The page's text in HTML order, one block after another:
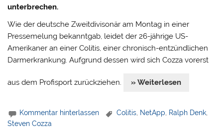
unterbrechen.
Wie der deutsche Zweitdivisonär am Montag in einer
Pressemelung bekanntgab, leidet der 26-jährige US-
Amerikaner an einer Colitis, einer chronisch-entzündlichen
Darmerkrankung. Aufgrund dessen wird sich Cozza vorerst
aus dem Profisport zurückziehen. » Weiterlesen
Kommentar hinterlassen Colitis NetApp Ralph Denk
Steven Cozza